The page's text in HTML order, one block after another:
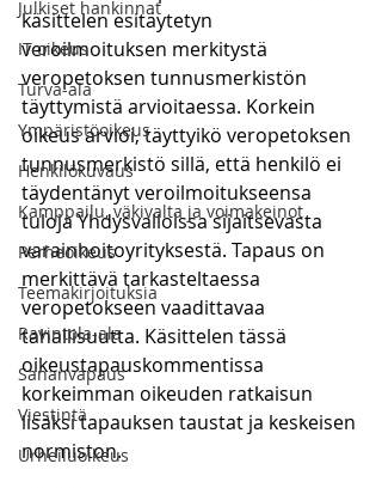
Julkiset hankinnat
IT-oikeus
Turva-ala
Ympäristöoikeus
Henkilökuvaus
Kamppailu, väkivalta ja voimakeinot
Perheoikeus
Teemakirjoituksia
Ravintola-ala
Sananvapaus
Viestintä
Urheiluoikeus
käsittelen esitäytetyn
veroilmoituksen merkitystä
veropetoksen tunnusmerkistön
täyttymistä arvioitaessa. Korkein
oikeus arvioi, täyttyikö veropetoksen
tunnusmerkistö sillä, että henkilö ei
täydentänyt veroilmoitukseensa
tuloja Yhdysvalloissa sijaitsevasta
varainhoitoyrityksestä. Tapaus on
merkittävä tarkasteltaessa
veropetokseen vaadittavaa
tahallisuutta. Käsittelen tässä
oikeustapauskommentissa
korkeimman oikeuden ratkaisun
lisäksi tapauksen taustat ja keskeisen
normiston.